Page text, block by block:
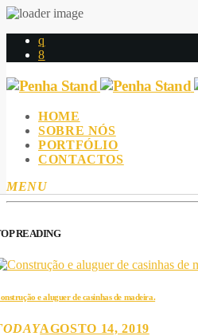
HOME
SOBRE NÓS
PORTFÓLIO
CONTACTOS
MENU
READING
e aluguer de casinhas de madeira.
AGOSTO 14, 2019